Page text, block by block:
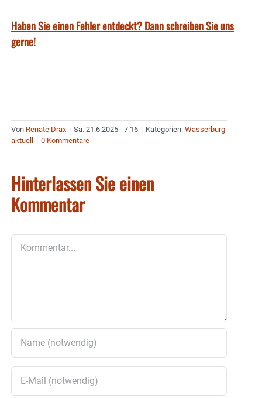
Haben Sie einen Fehler entdeckt? Dann schreiben Sie uns
gerne!
Von Renate Drax | Sa. 21.6.2025 - 7:16 | Kategorien: Wasserburg
aktuell
| 0 Kommentare
Hinterlassen Sie einen
Kommentar